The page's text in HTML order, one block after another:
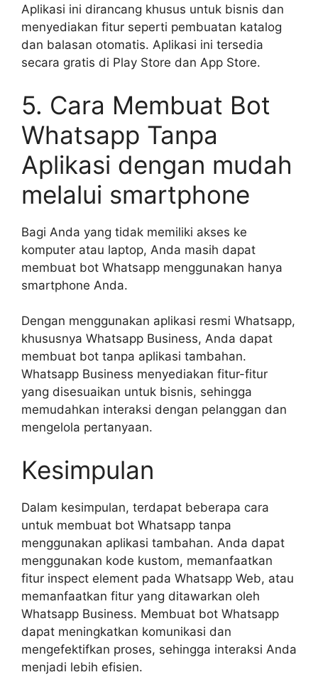
Aplikasi ini dirancang khusus untuk bisnis dan
menyediakan fitur seperti pembuatan katalog
dan balasan otomatis. Aplikasi ini tersedia
secara gratis di Play Store dan App Store.
5. Cara Membuat Bot
Whatsapp Tanpa
Aplikasi dengan mudah
melalui smartphone
Bagi Anda yang tidak memiliki akses ke
komputer atau laptop, Anda masih dapat
membuat bot Whatsapp menggunakan hanya
smartphone Anda.
Dengan menggunakan aplikasi resmi Whatsapp,
khususnya Whatsapp Business, Anda dapat
membuat bot tanpa aplikasi tambahan.
Whatsapp Business menyediakan fitur-fitur
yang disesuaikan untuk bisnis, sehingga
memudahkan interaksi dengan pelanggan dan
mengelola pertanyaan.
Kesimpulan
Dalam kesimpulan, terdapat beberapa cara
untuk membuat bot Whatsapp tanpa
menggunakan aplikasi tambahan. Anda dapat
menggunakan kode kustom, memanfaatkan
fitur inspect element pada Whatsapp Web, atau
memanfaatkan fitur yang ditawarkan oleh
Whatsapp Business. Membuat bot Whatsapp
dapat meningkatkan komunikasi dan
mengefektifkan proses, sehingga interaksi Anda
menjadi lebih efisien.